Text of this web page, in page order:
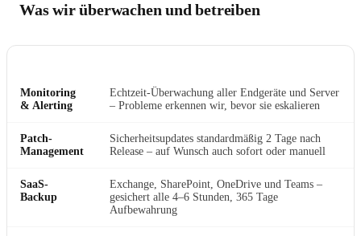
Was wir überwachen und betreiben
Monitoring
& Alerting
Echtzeit-Überwachung aller Endgeräte und Server
– Probleme erkennen wir, bevor sie eskalieren
Patch-
Management
Sicherheitsupdates standardmäßig 2 Tage nach
Release – auf Wunsch auch sofort oder manuell
SaaS-
Backup
Exchange, SharePoint, OneDrive und Teams –
gesichert alle 4–6 Stunden, 365 Tage
Aufbewahrung